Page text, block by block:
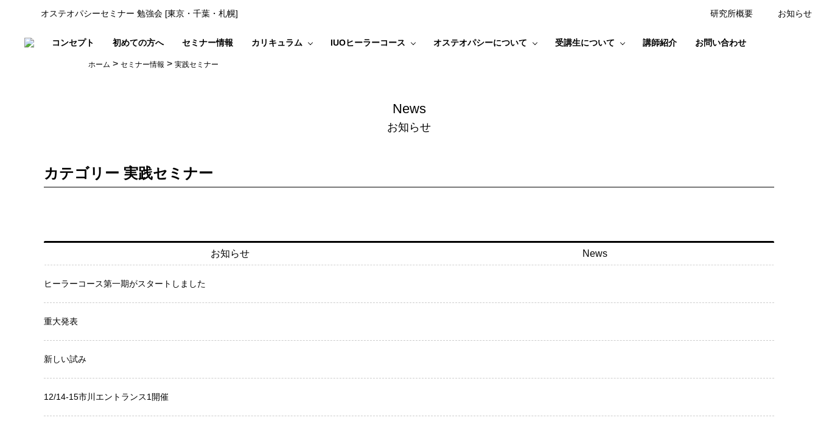
オステオパシーセミナー 勉強会 [東京・千葉・札幌] 研究所概要 お知らせ
コンセプト 初めての方へ セミナー情報 カリキュラム IUOヒーラーコース オステオパシーについて 受講生について 講師紹介 お問い合わせ
ホーム > セミナー情報 > 実践セミナー
News
お知らせ
カテゴリー 実践セミナー
お知らせ News
ヒーラーコース第一期がスタートしました
重大発表
新しい試み
12/14-15市川エントランス1開催